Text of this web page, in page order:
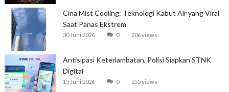
Cina Mist Cooling: Teknologi Kabut Air yang Viral
Saat Panas Ekstrem
30 Juni 2026 0 206 views
Antisipasi Keterlambatan, Polisi Siapkan STNK
Digital
15 Juni 2026 0 255 views